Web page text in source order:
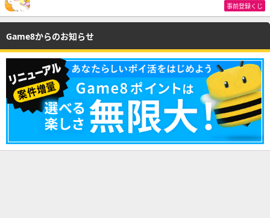
事前登録くじ
Game8からのお知らせ